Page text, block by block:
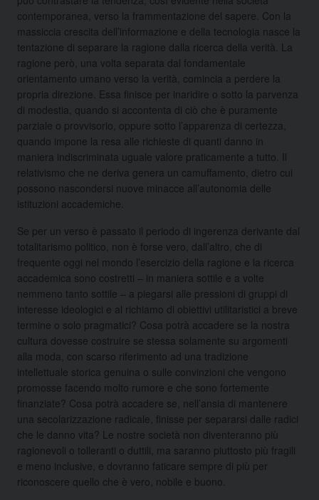
contemporanea, verso la frammentazione del sapere. Con la
massiccia crescita dell’informazione e della tecnologia nasce la
tentazione di separare la ragione dalla ricerca della verità. La
ragione però, una volta separata dal fondamentale
orientamento umano verso la verità, comincia a perdere la
propria direzione. Essa finisce per inaridire o sotto la parvenza
di modestia, quando si accontenta di ciò che è puramente
parziale o provvisorio, oppure sotto l’apparenza di certezza,
quando impone la resa alle richieste di quanti danno in
maniera indiscriminata uguale valore praticamente a tutto. Il
relativismo che ne deriva genera un camuffamento, dietro cui
possono nascondersi nuove minacce all’autonomia delle
istituzioni accademiche.
Se per un verso è passato il periodo di ingerenza derivante dal
totalitarismo politico, non è forse vero, dall’altro, che di
frequente oggi nel mondo l’esercizio della ragione e la ricerca
accademica sono costretti – in maniera sottile e a volte
nemmeno tanto sottile – a piegarsi alle pressioni di gruppi di
interesse ideologici e al richiamo di obiettivi utilitaristici a breve
termine o solo pragmatici? Cosa potrà accadere se la nostra
cultura dovesse costruire se stessa solamente su argomenti
alla moda, con scarso riferimento ad una tradizione
intellettuale storica genuina o sulle convinzioni che vengono
promosse facendo molto rumore e che sono fortemente
finanziate? Cosa potrà accadere se, nell’ansia di mantenere
una secolarizzazione radicale, finisse per separarsi dalle radici
che le danno vita? Le nostre società non diventeranno più
ragionevoli o tolleranti o duttili, ma saranno piuttosto più fragili
e meno inclusive, e dovranno faticare sempre di più per
riconoscere quello che è vero, nobile e buono.